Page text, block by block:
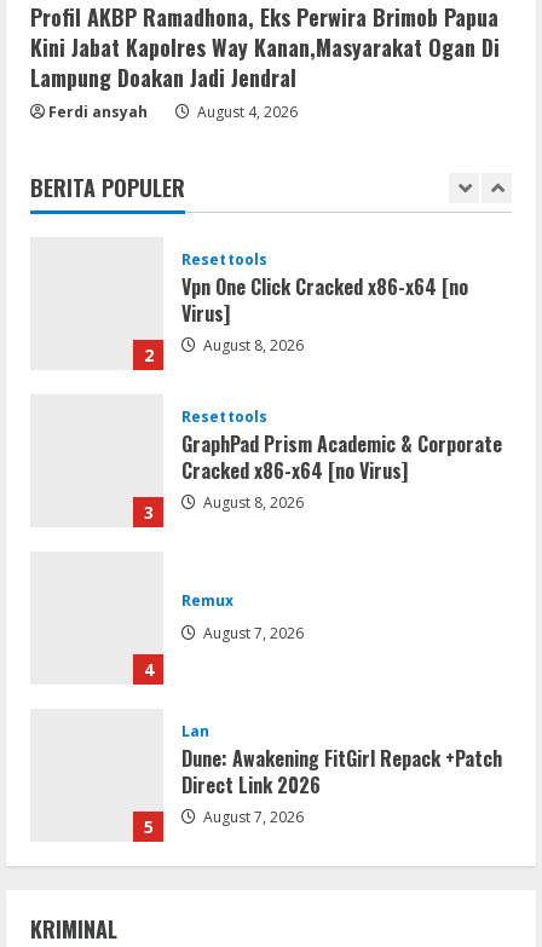
Profil AKBP Ramadhona, Eks Perwira Brimob Papua
Kini Jabat Kapolres Way Kanan,Masyarakat Ogan Di
Lampung Doakan Jadi Jendral
Ferdi ansyah August 4, 2026
BERITA POPULER
5 August 7, 2026
1
Movies
Vertex Force 2026 BRRip UHD DDP5.1
2
Resettools
Vpn One Click Cracked x86-x64 [no
Virus]
August 8, 2026
3
Resettools
GraphPad Prism Academic & Corporate
Cracked x86-x64 [no Virus]
August 8, 2026
4
Remux
August 7, 2026
5
Lan
Dune: Awakening FitGirl Repack +Patch
Direct Link 2026
August 7, 2026
KRIMINAL